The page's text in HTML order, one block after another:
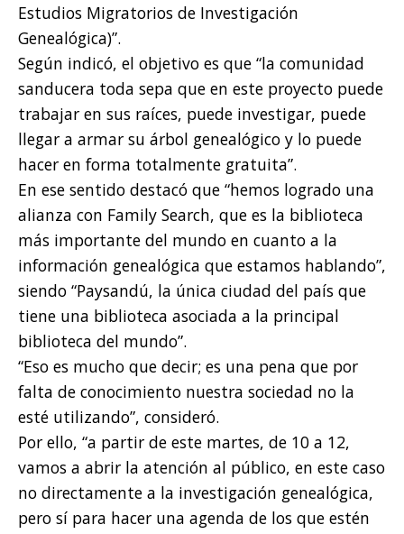
Estudios Migratorios de Investigación
Genealógica)”.
Según indicó, el objetivo es que “la comunidad
sanducera toda sepa que en este proyecto puede
trabajar en sus raíces, puede investigar, puede
llegar a armar su árbol genealógico y lo puede
hacer en forma totalmente gratuita”.
En ese sentido destacó que “hemos logrado una
alianza con Family Search, que es la biblioteca
más importante del mundo en cuanto a la
información genealógica que estamos hablando”,
siendo “Paysandú, la única ciudad del país que
tiene una biblioteca asociada a la principal
biblioteca del mundo”.
“Eso es mucho que decir; es una pena que por
falta de conocimiento nuestra sociedad no la
esté utilizando”, consideró.
Por ello, “a partir de este martes, de 10 a 12,
vamos a abrir la atención al público, en este caso
no directamente a la investigación genealógica,
pero sí para hacer una agenda de los que estén